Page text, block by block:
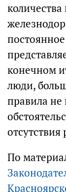
конечном
люди,
правила не
отсутствия
По